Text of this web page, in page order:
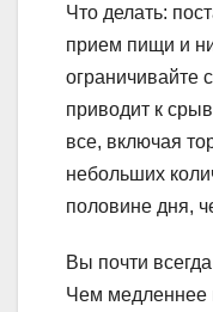
Что делать:
прием пищи и
ограничивайте
приводит к
все, включая
небольших
половине дня,
Вы почти
Чем медленнее